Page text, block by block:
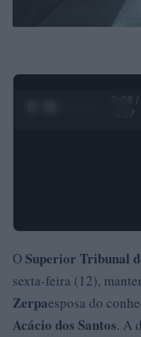
0:28 /
4:27
OSuperior Tribunal
sexta-feira (12),
Zerpaesposa do
Acácio dos Santos. A